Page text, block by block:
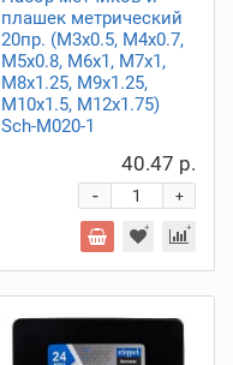
плашек метрический
20пр. (М3х0.5, М4х0.7,
М5х0.8, М6х1, М7х1,
М8х1.25, М9х1.25,
М10х1.5, М12х1.75)
Sch-M020-1
40.47 р.
+
-